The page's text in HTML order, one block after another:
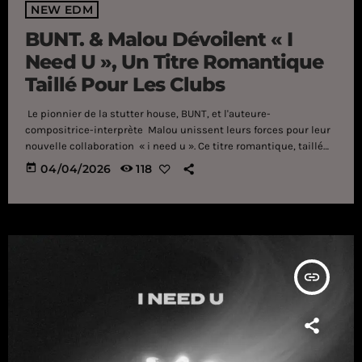
NEW EDM
BUNT. & Malou Dévoilent « I
Need U », Un Titre Romantique
Taillé Pour Les Clubs
Le pionnier de la stutter house, BUNT, et l'auteure-
compositrice-interprète Malou unissent leurs forces pour leur
nouvelle collaboration « i need u ». Ce titre romantique, taillé
pour les clubs, est l'hymne cinématographique de votre été. 'I
need U' Douceur, profondeur et harmonies sont les maîtres
today 04/04/2026 118
insert_link